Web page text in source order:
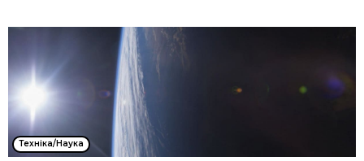
Техніка/Наука